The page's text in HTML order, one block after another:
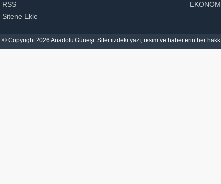
RSS
Sitene Ekle
© Copyright 2026 Anadolu Güneşi. Sitemizdeki yazı, resim ve haberlerin her